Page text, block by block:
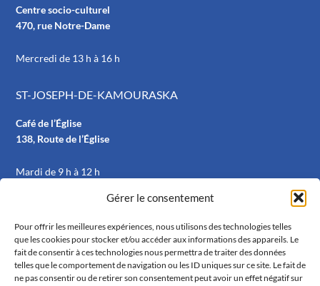
Gérer le consentement
Pour offrir les meilleures expériences, nous utilisons des technologies telles
que les cookies pour stocker et/ou accéder aux informations des appareils. Le
fait de consentir à ces technologies nous permettra de traiter des données
telles que le comportement de navigation ou les ID uniques sur ce site. Le fait de
ne pas consentir ou de retirer son consentement peut avoir un effet négatif sur
Centre socio-culturel
470, rue Notre-Dame
Mercredi de 13 h à 16 h
ST-JOSEPH-DE-KAMOURASKA
Café de l’Église
138, Route de l’Église
Mardi de 9 h à 12 h